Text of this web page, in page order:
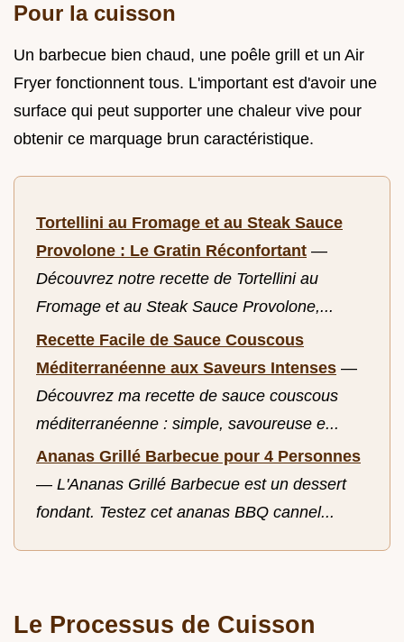
Pour la cuisson
Un barbecue bien chaud, une poêle grill et un Air
Fryer fonctionnent tous. L'important est d'avoir une
surface qui peut supporter une chaleur vive pour
obtenir ce marquage brun caractéristique.
Tortellini au Fromage et au Steak Sauce
Provolone : Le Gratin Réconfortant —
Découvrez notre recette de Tortellini au
Fromage et au Steak Sauce Provolone,...
Recette Facile de Sauce Couscous
Méditerranéenne aux Saveurs Intenses —
Découvrez ma recette de sauce couscous
méditerranéenne : simple, savoureuse e...
Ananas Grillé Barbecue pour 4 Personnes
— L'Ananas Grillé Barbecue est un dessert
fondant. Testez cet ananas BBQ cannel...
Le Processus de Cuisson